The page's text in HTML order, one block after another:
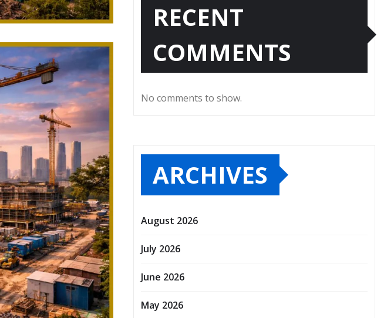
RECENT
COMMENTS
No comments to show.
ARCHIVES
August 2026
July 2026
June 2026
May 2026